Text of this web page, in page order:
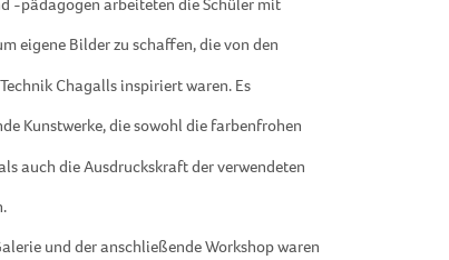
-pädagogen arbeiteten die Schüler mit
eigene Bilder zu schaffen, die von den
Chagalls inspiriert waren. Es
Kunstwerke, die sowohl die farbenfrohen
auch die Ausdruckskraft der verwendeten
und der anschließende Workshop waren